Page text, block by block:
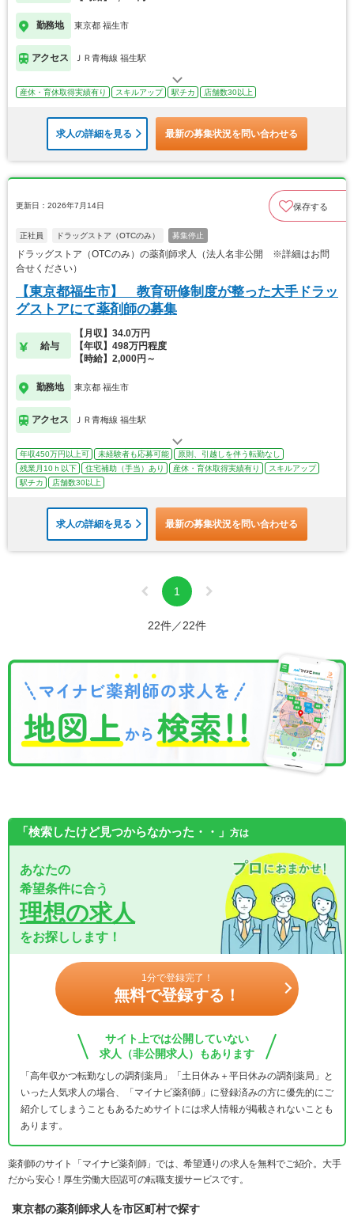
勤務地 東京都 福生市
アクセス ＪＲ青梅線 福生駅
産休・育休取得実績有り スキルアップ 駅チカ 店舗数30以上
求人の詳細を見る 最新の募集状況を問い合わせる
更新日：2026年7月14日 保存する
正社員 ドラッグストア（OTCのみ） 募集停止
ドラッグストア（OTCのみ）の薬剤師求人（法人名非公開 ※詳細はお問
合せください）
【東京都福生市】 教育研修制度が整った大手ドラッ
グストアにて薬剤師の募集
給与
【月収】34.0万円
【年収】498万円程度
【時給】2,000円～
勤務地 東京都 福生市
アクセス ＪＲ青梅線 福生駅
年収450万円以上可 未経験者も応募可能
原則、引越しを伴う転勤なし
残業月10ｈ以下
住宅補助（手当）あり 産休・育休取得実績有り
スキルアップ
駅チカ
店舗数30以上
求人の詳細を見る 最新の募集状況を問い合わせる
1
22件／22件
「検索したけど見つからなかった・・」 方は
あなたの
希望条件に合う
理想の求人
をお探しします！
1分で登録完了！
無料で登録する！
サイト上では公開していない
求人（非公開求人）もあります
「高年収かつ転勤なしの調剤薬局」「土日休み＋平日休みの調剤薬局」と
いった人気求人の場合、「マイナビ薬剤師」に登録済みの方に優先的にご
紹介してしまうこともあるためサイトには求人情報が掲載されないことも
あります。
薬剤師のサイト「マイナビ薬剤師」では、希望通りの求人を無料でご紹介。大手
だから安心！厚生労働大臣認可の転職支援サービスです。
東京都の薬剤師求人を市区町村で探す